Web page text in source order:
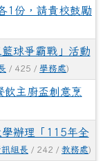
1份，請貴校鼓勵
籃球爭霸戰」活動
/ 425 / 學務處)
飲主廚盃創意烹
辦理「115年全
訊組長 / 242 / 教務處)